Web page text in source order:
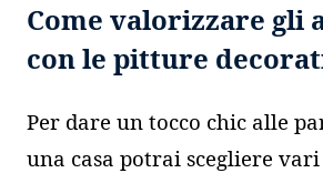
Come valorizzare gli
con le pitture
Per dare un tocco chic alle
una casa potrai scegliere